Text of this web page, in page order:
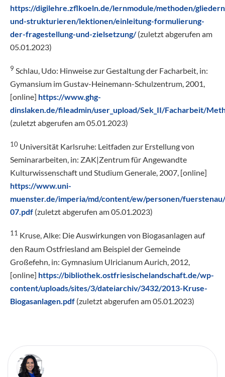
https://digilehre.zflkoeln.de/lernmodule/methoden/
und-strukturieren/lektionen/einleitung-formulierung-
der-fragestellung-und-zielsetzung/(zuletzt abgerufen am
05.01.2023)
9 Schlau, Udo: Hinweise zur Gestaltung der Facharbeit, in:
Gymansium im Gustav-Heinemann-Schulzentrum, 2001,
[online] https://www.ghg-
dinslaken.de/fileadmin/user_upload/Sek_II/Facharbeit/
(zuletzt abgerufen am 05.01.2023)
10 Universität Karlsruhe: Leitfaden zur Erstellung von
Seminararbeiten, in: ZAK|Zentrum für Angewandte
Kulturwissenschaft und Studium Generale, 2007, [online]
https://www.uni-
muenster.de/imperia/md/content/ew/personen/
07.pdf (zuletzt abgerufen am 05.01.2023)
11 Kruse, Alke: Die Auswirkungen von Biogasanlagen auf
den Raum Ostfriesland am Beispiel der Gemeinde
Großefehn, in: Gymnasium Ulricianum Aurich, 2012,
[online] https://bibliothek.ostfriesischelandschaft.de/wp-
content/uploads/sites/3/dateiarchiv/3432/2013-Kruse-
Biogasanlagen.pdf (zuletzt abgerufen am 05.01.2023)